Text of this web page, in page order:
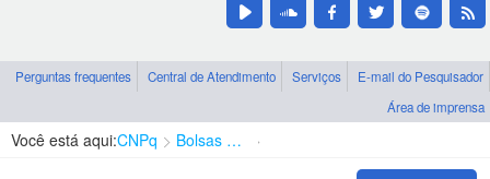
Perguntas frequentes Central de Atendimento Serviços
E-mail do Pesquisador
Área de imprensa
Você está aqui:CNPq Bolsas e Auxílios Vigentes